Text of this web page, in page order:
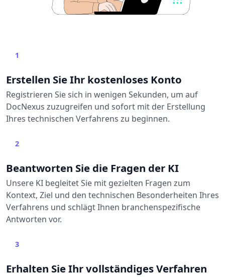
1
Erstellen Sie Ihr kostenloses Konto
Registrieren Sie sich in wenigen Sekunden, um auf
DocNexus zuzugreifen und sofort mit der Erstellung
Ihres technischen Verfahrens zu beginnen.
2
Beantworten Sie die Fragen der KI
Unsere KI begleitet Sie mit gezielten Fragen zum
Kontext, Ziel und den technischen Besonderheiten Ihres
Verfahrens und schlägt Ihnen branchenspezifische
Antworten vor.
3
Erhalten Sie Ihr vollständiges Verfahren